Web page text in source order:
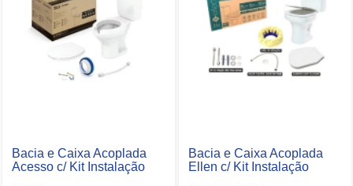
Bacia e Caixa Acoplada
Acesso c/ Kit Instalação
Bacia e Caixa Acoplada
Ellen c/ Kit Instalação